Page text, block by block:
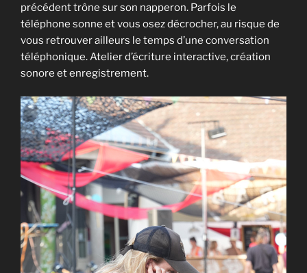
précédent trône sur son napperon. Parfois le
téléphone sonne et vous osez décrocher, au risque de
vous retrouver ailleurs le temps d’une conversation
téléphonique. Atelier d’écriture interactive, création
sonore et enregistrement.